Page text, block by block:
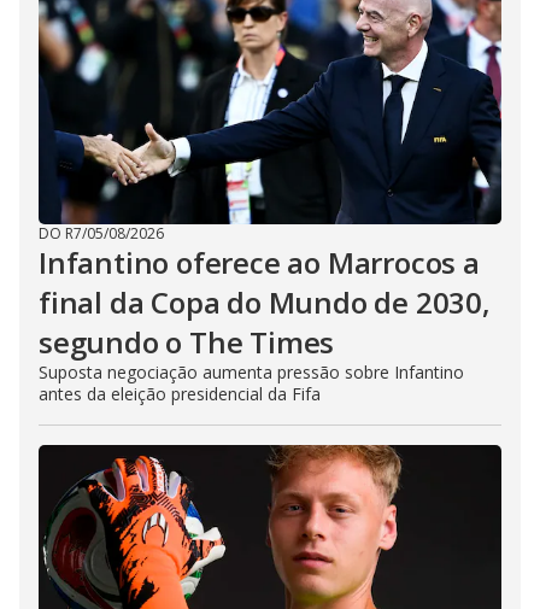
DO R7/05/08/2026
Infantino oferece ao Marrocos a
final da Copa do Mundo de 2030,
segundo o The Times
Suposta negociação aumenta pressão sobre Infantino
antes da eleição presidencial da Fifa